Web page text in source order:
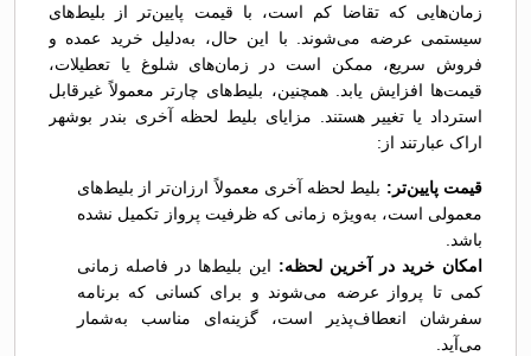
زمان‌هایی که تقاضا کم است، با قیمت پایین‌تر از بلیط‌های
سیستمی عرضه می‌شوند. با این حال، به‌دلیل خرید عمده و
فروش سریع، ممکن است در زمان‌های شلوغ یا تعطیلات،
قیمت‌ها افزایش یابد. همچنین، بلیط‌های چارتر معمولاً غیرقابل
استرداد یا تغییر هستند. مزایای بلیط لحظه آخری بندر بوشهر
اراک عبارتند از:
قیمت پایین‌تر: بلیط لحظه آخری معمولاً ارزان‌تر از بلیط‌های
معمولی است، به‌ویژه زمانی که ظرفیت پرواز تکمیل نشده
باشد.
امکان خرید در آخرین لحظه: این بلیط‌ها در فاصله زمانی
کمی تا پرواز عرضه می‌شوند و برای کسانی که برنامه
سفرشان انعطاف‌پذیر است، گزینه‌ای مناسب به‌شمار
می‌آید.